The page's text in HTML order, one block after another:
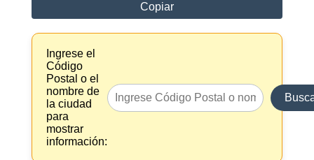
Copiar
Ingrese el
Código
Postal o el
nombre de
la ciudad
para
mostrar
información: